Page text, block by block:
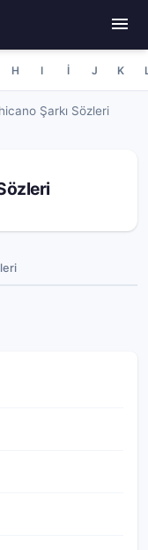
H I İ J K
Şarkı Sözleri